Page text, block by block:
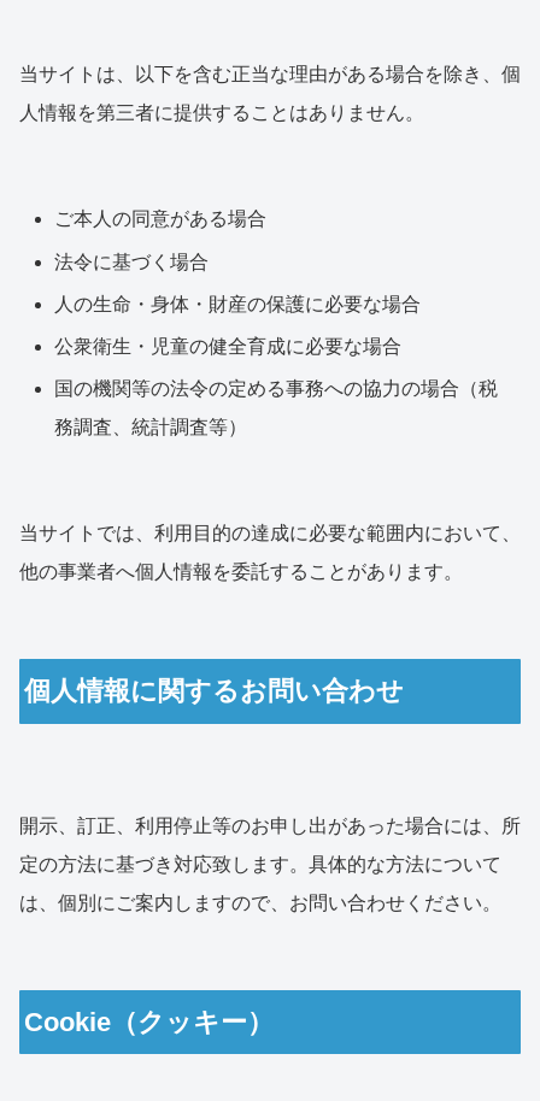
当サイトは、以下を含む正当な理由がある場合を除き、個
人情報を第三者に提供することはありません。
ご本人の同意がある場合
法令に基づく場合
人の生命・身体・財産の保護に必要な場合
公衆衛生・児童の健全育成に必要な場合
国の機関等の法令の定める事務への協力の場合（税
務調査、統計調査等）
当サイトでは、利用目的の達成に必要な範囲内において、
他の事業者へ個人情報を委託することがあります。
個人情報に関するお問い合わせ
開示、訂正、利用停止等のお申し出があった場合には、所
定の方法に基づき対応致します。具体的な方法について
は、個別にご案内しますので、お問い合わせください。
Cookie（クッキー）